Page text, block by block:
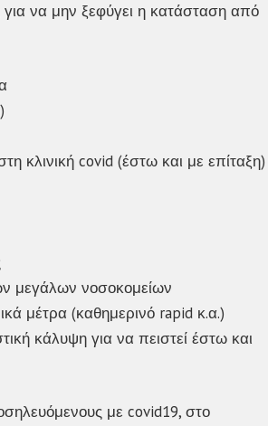
να μην ξεφύγει η κατάσταση από
κλινική covid (έστω και με επίταξη)
μεγάλων νοσοκομείων
μέτρα (καθημερινό rapid κ.α.)
κάλυψη για να πειστεί έστω και
με covid19, στο